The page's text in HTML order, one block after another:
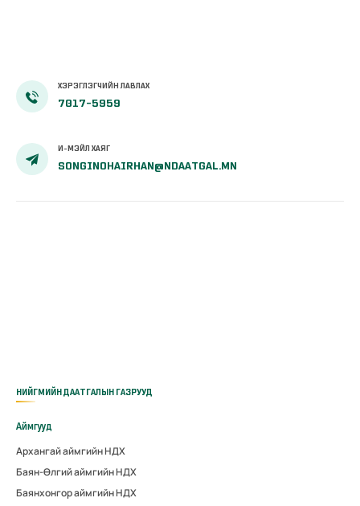
ХЭРЭГЛЭГЧИЙН ЛАВЛАХ
7017-5959
И-МЭЙЛ ХАЯГ
SONGINOHAIRHAN@NDAATGAL.MN
НИЙГМИЙН ДААТГАЛЫН ГАЗРУУД
Аймгууд
Архангай аймгийн НДХ
Баян-Өлгий аймгийн НДХ
Баянхонгор аймгийн НДХ